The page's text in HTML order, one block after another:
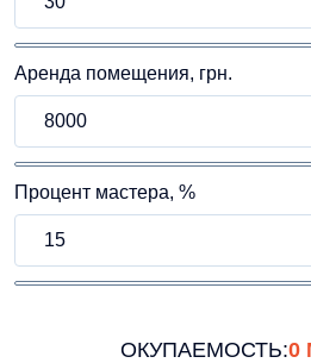
Аренда помещения, грн.
Процент мастера, %
ОКУПАЕМОСТЬ:0